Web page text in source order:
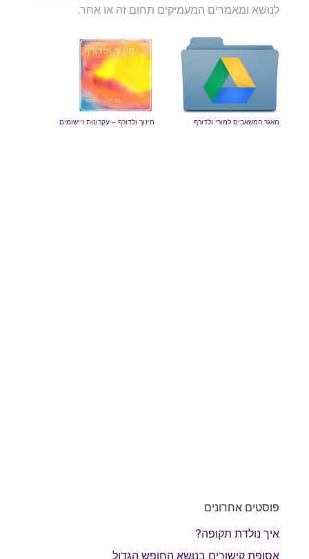
לנושא ומאמרים המעמיקים תחום זה או אחר.
חינוך ולדורף – עקרונות ויישומים מאגר המשאבים למורי ולדורף
פוסטים אחרונים
איך נולדת תקופה?
אסופת קישורים בנושא החופש הגדול